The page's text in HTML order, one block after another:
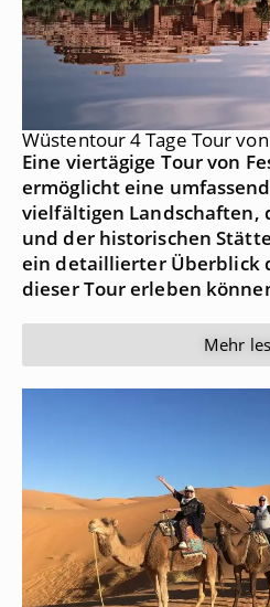
Wüstentour 4 Tage Tour
Eine viertägige Tour von
ermöglicht eine
vielfältigen Landschaften,
und der historischen
ein detaillierter Überblick
dieser Tour erleben
Mehr